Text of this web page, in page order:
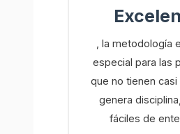
, la metodología
especial para las
que no tienen
genera
fáciles de